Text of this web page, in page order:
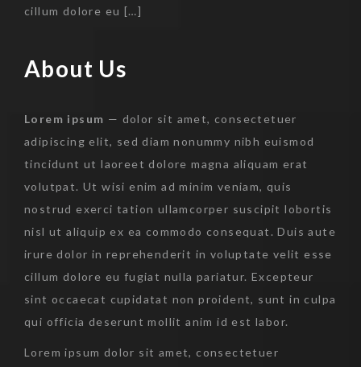
cillum dolore eu […]
About Us
Lorem ipsum — dolor sit amet, consectetuer
adipiscing elit, sed diam nonummy nibh euismod
tincidunt ut laoreet dolore magna aliquam erat
volutpat. Ut wisi enim ad minim veniam, quis
nostrud exerci tation ullamcorper suscipit lobortis
nisl ut aliquip ex ea commodo consequat. Duis aute
irure dolor in reprehenderit in voluptate velit esse
cillum dolore eu fugiat nulla pariatur. Excepteur
sint occaecat cupidatat non proident, sunt in culpa
qui officia deserunt mollit anim id est labor.
Lorem ipsum dolor sit amet, consectetuer